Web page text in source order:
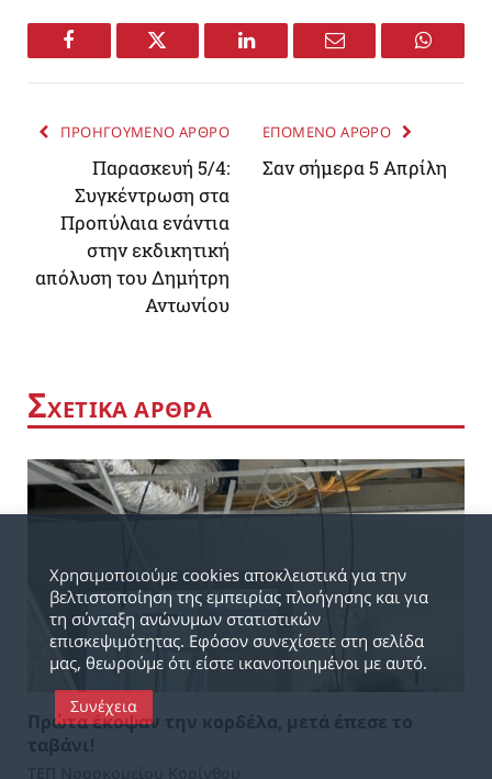
Facebook Twitter LinkedIn Email
ΠΡΟΗΓΟΥΜΕΝΟ ΑΡΘΡΟ
Παρασκευή 5/4:
Συγκέντρωση στα
Προπύλαια ενάντια
στην εκδικητική
απόλυση του Δημήτρη
Αντωνίου
ΕΠΟΜΕΝΟ ΑΡΘΡΟ
Σαν σήμερα 5 Απρίλη
ΣΧΕΤΙΚΑ ΑΡΘΡΑ
Πρώτα έκοψαν την κορδέλα, μετά έπεσε το
ταβάνι!
Χρησιμοποιούμε cookies αποκλειστικά για την
βελτιστοποίηση της εμπειρίας πλοήγησης και για
τη σύνταξη ανώνυμων στατιστικών
επισκεψιμότητας. Εφόσον συνεχίσετε στη σελίδα
μας, θεωρούμε ότι είστε ικανοποιημένοι με αυτό.
Συνέχεια